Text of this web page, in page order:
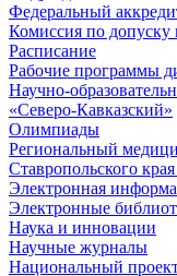
Федеральный
Комиссия по
Расписание
Рабочие программы
Научно-
«Северо-Кавказский»
Олимпиады
Региональный
Ставропольского
Электронная
Электронные
Наука и инновации
Научные журналы
Национальный